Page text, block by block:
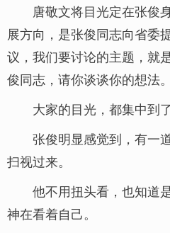
唐敬文将目光定在张俊
展方向，是张俊同志向省委
议，我们要讨论的主题，就
俊同志，请你谈谈你的想法
大家的目光，都集中到
张俊明显感觉到，有一
扫视过来。
他不用扭头看，也知道
神在看着自己。